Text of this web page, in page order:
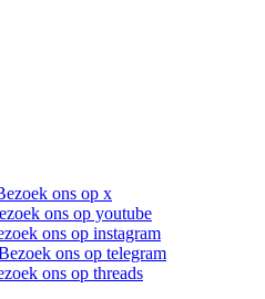
ons op x
ons op youtube
ons op instagram
ons op telegram
ons op threads